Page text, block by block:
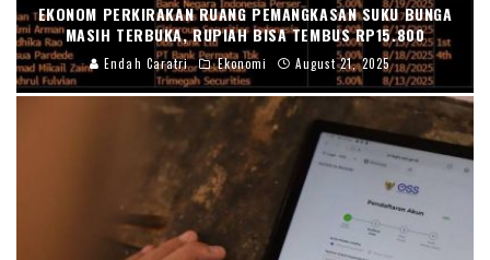
EKONOM PERKIRAKAN RUANG PEMANGKASAN SUKU BUNGA
MASIH TERBUKA, RUPIAH BISA TEMBUS RP15.800
Endah Caratri Ekonomi August 21, 2025